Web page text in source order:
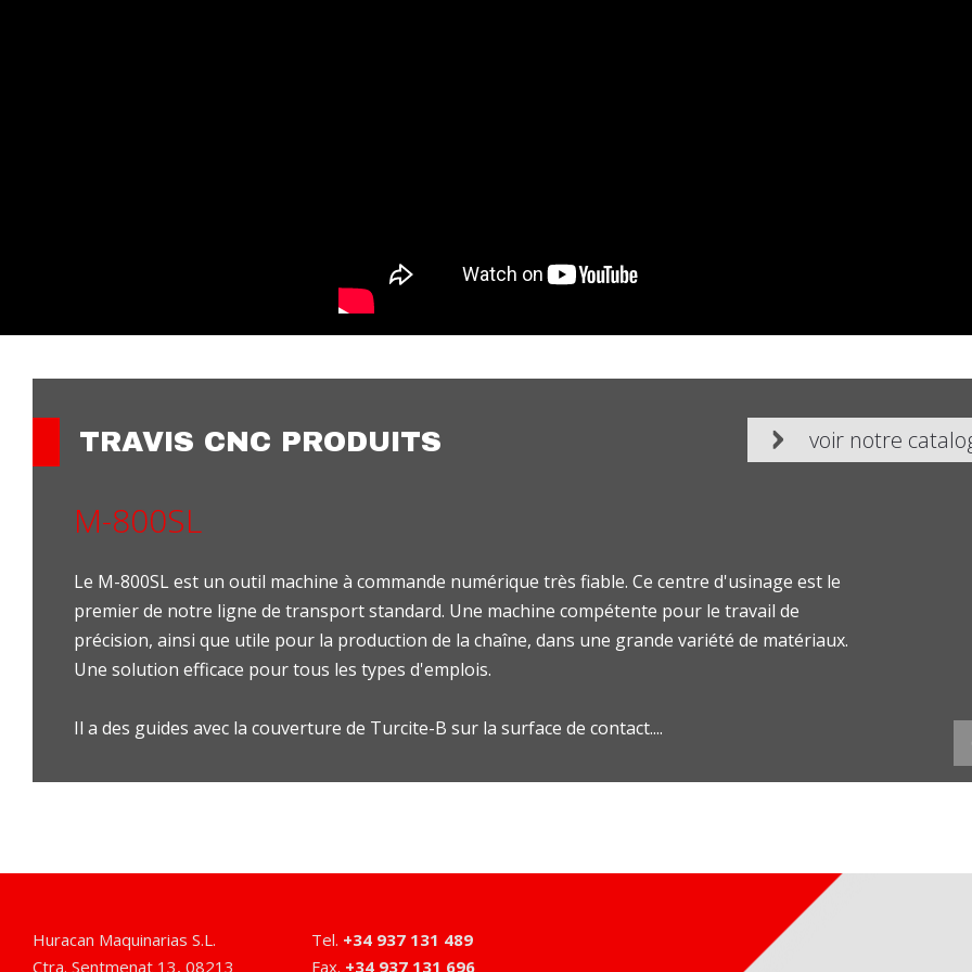
TRAVIS CNC PRODUITS voir notre
M-800SL
Le M-800SL est un outil machine à commande numérique très fiable. Ce centre d'usinage est le
premier de notre ligne de transport standard. Une machine compétente pour le travail de
précision, ainsi que utile pour la production de la chaîne, dans une grande variété de matériaux.
Une solution efficace pour tous les types d'emplois.
Il a des guides avec la couverture de Turcite-B sur la surface de contact....
Huracan Maquinarias S.L.
Ctra. Sentmenat 13, 08213
Tel. +34 937 131 489
Fax. +34 937 131 696